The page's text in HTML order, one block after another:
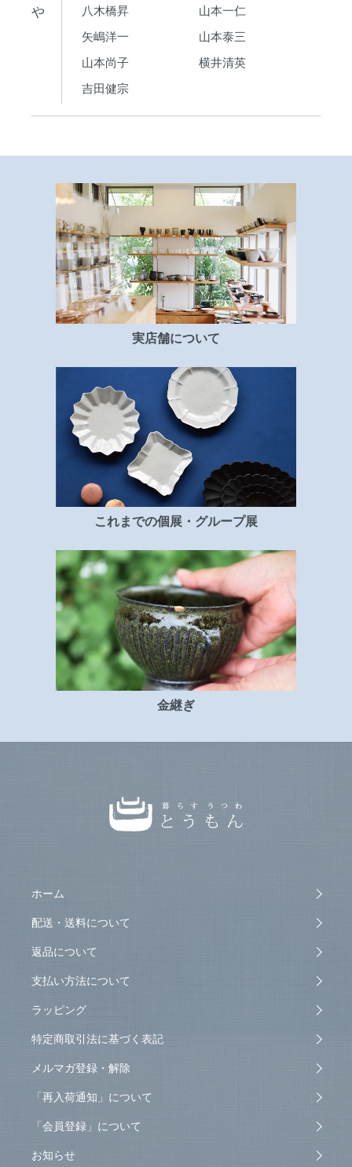
や 八木橋昇
山本一仁
矢嶋洋一
山本泰三
山本尚子
横井清英
吉田健宗
実店舗について
これまでの個展・グループ展
金継ぎ
ホーム
配送・送料について
返品について
支払い方法について
ラッピング
特定商取引法に基づく表記
メルマガ登録・解除
「再入荷通知」について
「会員登録」について
お知らせ